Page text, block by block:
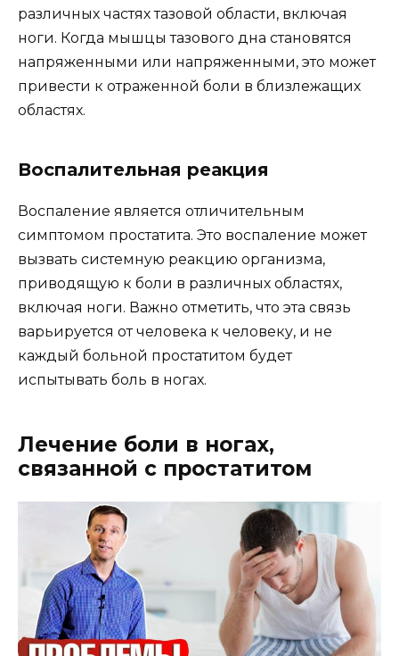
различных частях тазовой области, включая
ноги. Когда мышцы тазового дна становятся
напряженными или напряженными, это может
привести к отраженной боли в близлежащих
областях.
Воспалительная реакция
Воспаление является отличительным
симптомом простатита. Это воспаление может
вызвать системную реакцию организма,
приводящую к боли в различных областях,
включая ноги. Важно отметить, что эта связь
варьируется от человека к человеку, и не
каждый больной простатитом будет
испытывать боль в ногах.
Лечение боли в ногах,
связанной с простатитом